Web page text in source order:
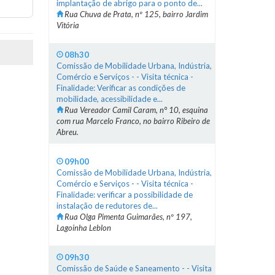
implantação de abrigo para o ponto de...
Rua Chuva de Prata, nº 125, bairro Jardim
Vitória
08h30
Comissão de Mobilidade Urbana, Indústria,
Comércio e Serviços - - Visita técnica -
Finalidade: Verificar as condições de
mobilidade, acessibilidade e...
Rua Vereador Camil Caram, n° 10, esquina
com rua Marcelo Franco, no bairro Ribeiro de
Abreu.
09h00
Comissão de Mobilidade Urbana, Indústria,
Comércio e Serviços - - Visita técnica -
Finalidade: verificar a possibilidade de
instalação de redutores de...
Rua Olga Pimenta Guimarães, nº 197,
Lagoinha Leblon
09h30
Comissão de Saúde e Saneamento - - Visita